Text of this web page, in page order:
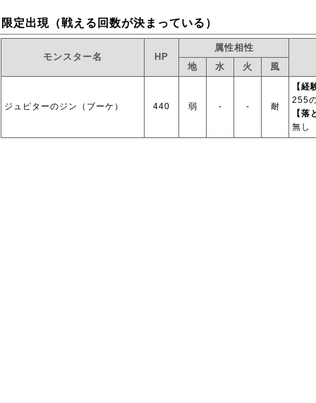
限定出現（戦える回数が決まっている）
モンスター名 HP
属性相性
地
水 火 風
ジュピターのジン（ブーケ） 440 弱 ‐ ‐ 耐
【
255
【落
無し